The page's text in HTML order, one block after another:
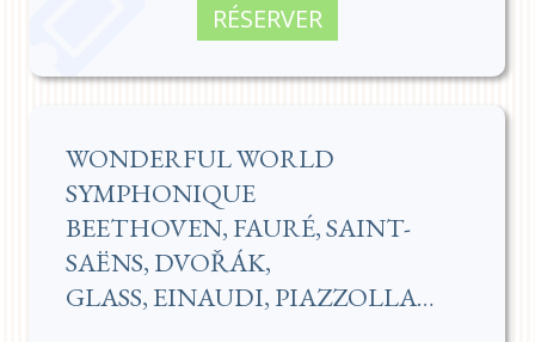
RÉSERVER
WONDERFUL WORLD
SYMPHONIQUE
BEETHOVEN, FAURÉ, SAINT-
SAËNS, DVOŘÁK,
GLASS, EINAUDI, PIAZZOLLA…